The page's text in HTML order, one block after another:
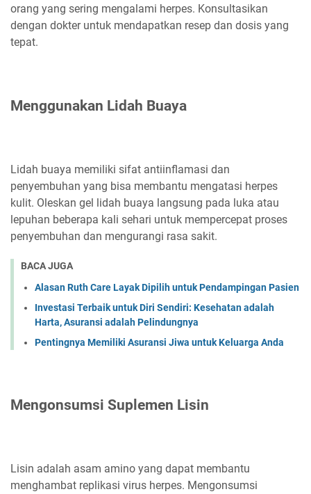
orang yang sering mengalami herpes. Konsultasikan
dengan dokter untuk mendapatkan resep dan dosis yang
tepat.
Menggunakan Lidah Buaya
Lidah buaya memiliki sifat antiinflamasi dan
penyembuhan yang bisa membantu mengatasi herpes
kulit. Oleskan gel lidah buaya langsung pada luka atau
lepuhan beberapa kali sehari untuk mempercepat proses
penyembuhan dan mengurangi rasa sakit.
BACA JUGA
Alasan Ruth Care Layak Dipilih untuk Pendampingan Pasien
Investasi Terbaik untuk Diri Sendiri: Kesehatan adalah
Harta, Asuransi adalah Pelindungnya
Pentingnya Memiliki Asuransi Jiwa untuk Keluarga Anda
Mengonsumsi Suplemen Lisin
Lisin adalah asam amino yang dapat membantu
menghambat replikasi virus herpes. Mengonsumsi